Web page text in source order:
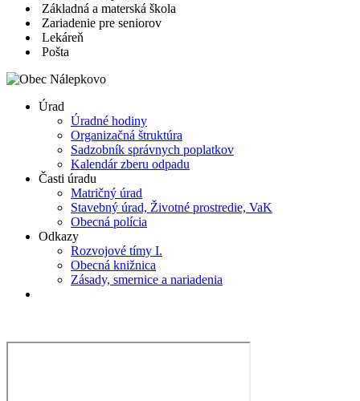
Základná a materská škola
Zariadenie pre seniorov
Lekáreň
Pošta
Úrad
Úradné hodiny
Organizačná štruktúra
Sadzobník správnych poplatkov
Kalendár zberu odpadu
Časti úradu
Matričný úrad
Stavebný úrad, Životné prostredie, VaK
Obecná polícia
Odkazy
Rozvojové tímy I.
Obecná knižnica
Zásady, smernice a nariadenia